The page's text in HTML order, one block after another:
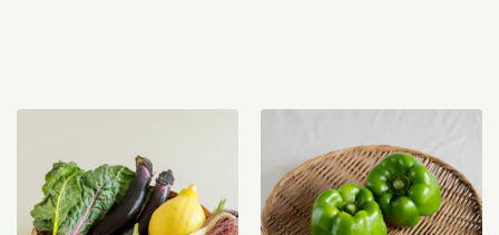
2,980円
マン 300g
485円〜